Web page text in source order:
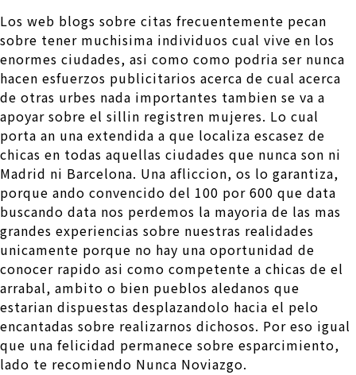
Los web blogs sobre citas frecuentemente pecan
sobre tener muchisima individuos cual vive en los
enormes ciudades, asi­ como como podri­a ser nunca
hacen esfuerzos publicitarios acerca de cual acerca
de otras urbes nada importantes tambien se va a
apoyar sobre el silli­n registren mujeres. Lo cual
porta an una extendida a que localiza escasez de
chicas en todas aquellas ciudades que nunca son ni
Madrid ni Barcelona. Una afliccion, os lo garantiza,
porque ando convencido del 100 por 600 que data
buscando data nos perdemos la mayori­a de las mas
grandes experiencias sobre nuestras realidades
unicamente porque no hay una oportunidad de
conocer rapido asi­ como competente a chicas de el
arrabal, ambito o bien pueblos aledanos que
estarian dispuestas desplazandolo hacia el pelo
encantadas sobre realizarnos dichosos. Por eso igual
que una felicidad permanece sobre esparcimiento,
lado te recomiendo Nunca Noviazgo.